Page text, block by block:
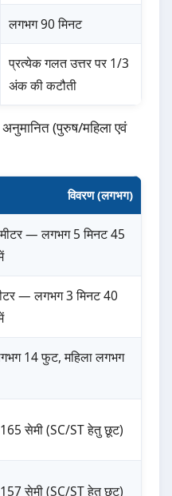
लगभग 90 मिनट
प्रत्येक गलत उत्तर पर 1/3
अंक की कटौती
(पुरुष/महिला एवं
विवरण (लगभग)
— लगभग 5 मिनट 45
— लगभग 3 मिनट 40
14 फुट, महिला लगभग
सेमी (SC/ST हेतु छूट)
सेमी (SC/ST हेतु छूट)